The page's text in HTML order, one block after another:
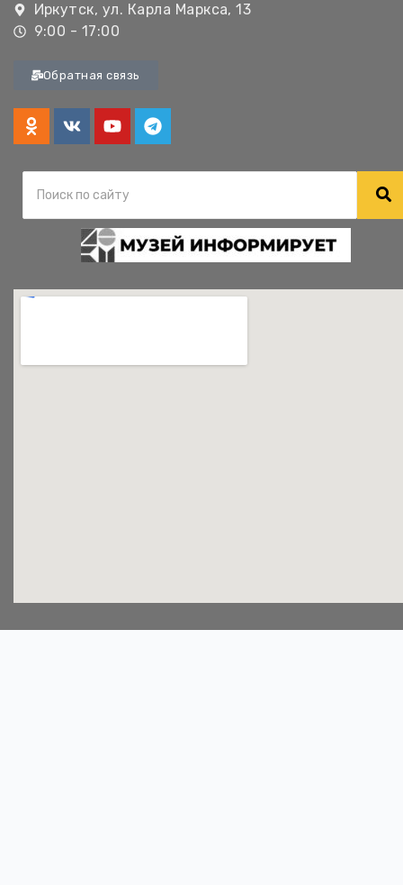
Иркутск, ул. Карла Маркса, 13
9:00 - 17:00
Обратная связь